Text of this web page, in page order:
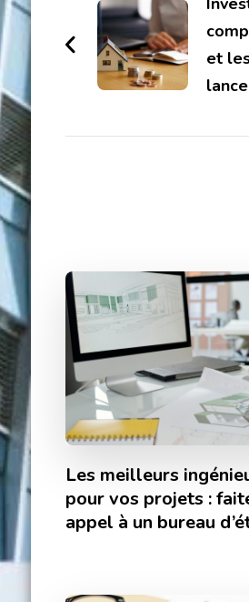
d'article
et
Les meilleurs
pour vos projets :
appel à un bureau